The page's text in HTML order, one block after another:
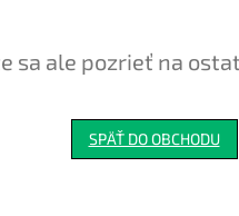
sa ale pozrieť na
SPÄŤ DO OBCHODU